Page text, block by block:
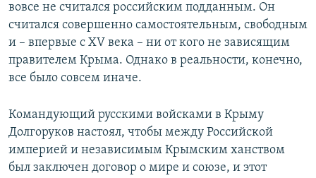
вовсе не считался российским подданным. Он
считался совершенно самостоятельным, свободным
и – впервые с XV века – ни от кого не зависящим
правителем Крыма. Однако в реальности, конечно,
все было совсем иначе.
Командующий русскими войсками в Крыму
Долгоруков настоял, чтобы между Российской
империей и независимым Крымским ханством
был заключен договор о мире и союзе, и этот